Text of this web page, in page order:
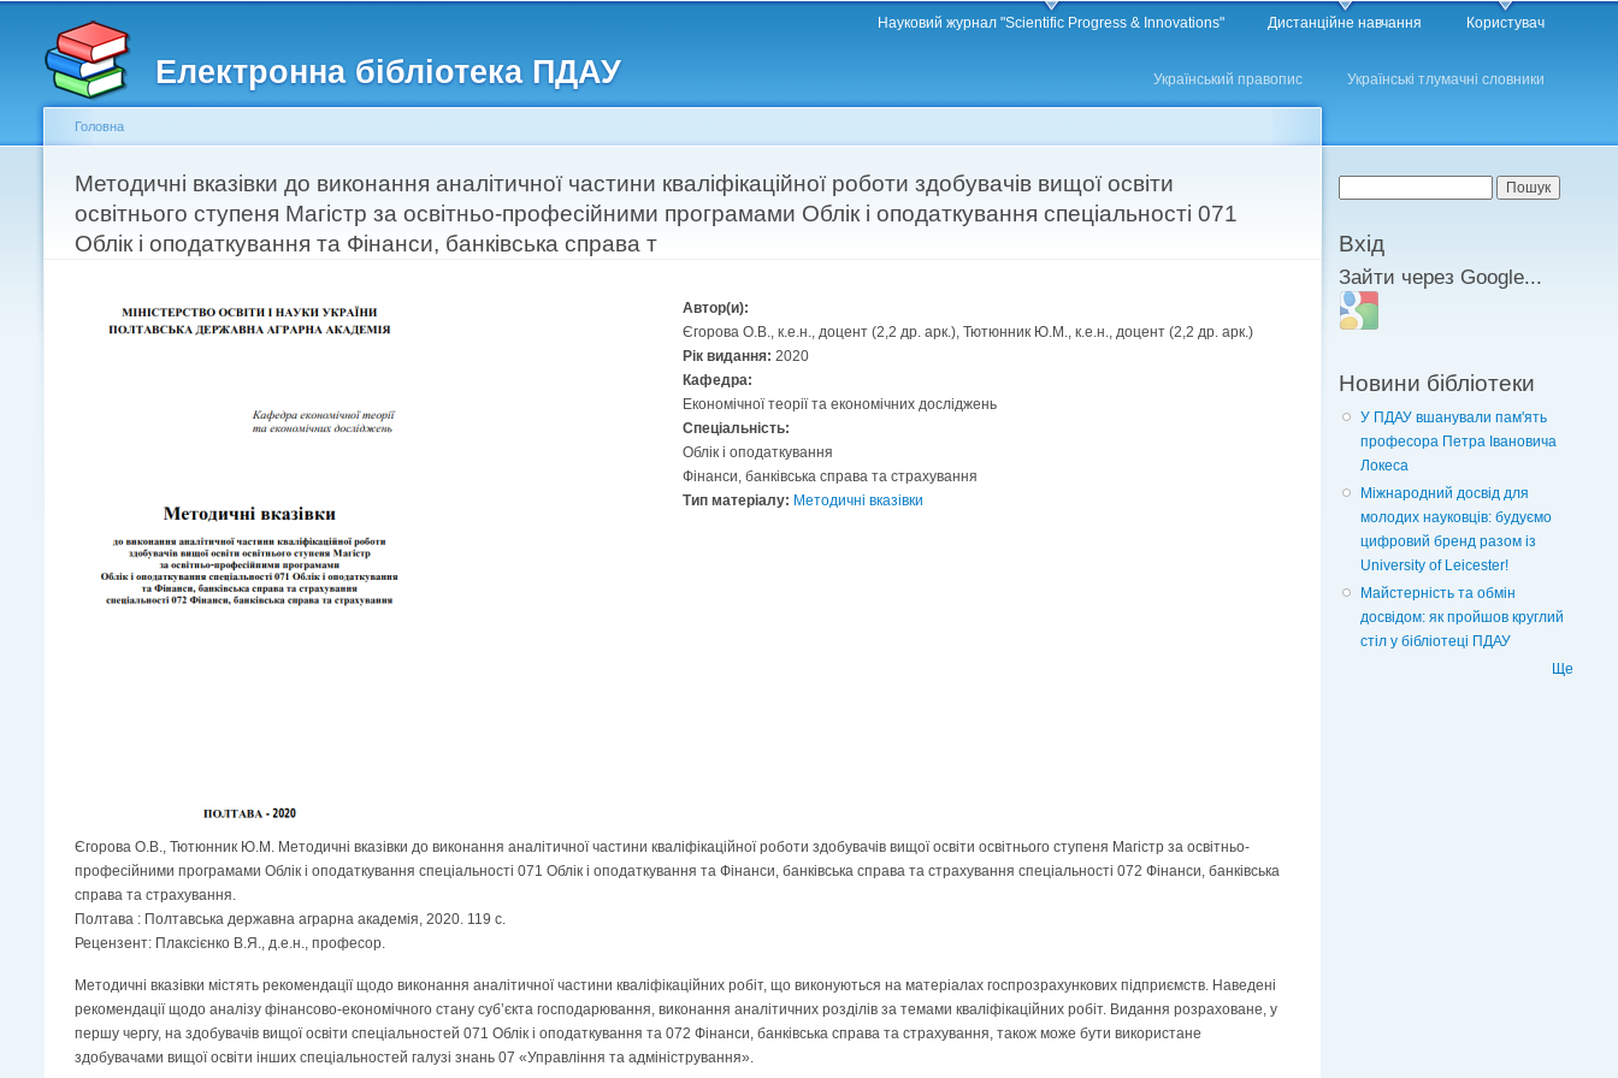
Електронна бібліотека ПДАУ
Головне меню Науковий журнал "Scientific Progress & Innovations" Дистанційне навчання Користувач
Другорядне меню
Український правопис Українські тлумачні словники
Ви є тут
Головна
Методичні вказівки до виконання аналітичної частини кваліфікаційної роботи здобувачів вищої освіти
освітнього ступеня Магістр за освітньо-професійними програмами Облік і оподаткування спеціальності 071
Облік і оподаткування та Фінанси, банківська справа т
Автор(и):
Єгорова О.В., к.е.н., доцент (2,2 др. арк.), Тютюнник Ю.М., к.е.н., доцент (2,2 др. арк.)
Рік видання: 2020
Кафедра:
Економічної теорії та економічних досліджень
Спеціальність:
Облік і оподаткування
Фінанси, банківська справа та страхування
Тип матеріалу: Методичні вказівки
Єгорова О.В., Тютюнник Ю.М. Методичні вказівки до виконання аналітичної частини кваліфікаційної роботи здобувачів вищої освіти освітнього ступеня Магістр за освітньо-
професійними програмами Облік і оподаткування спеціальності 071 Облік і оподаткування та Фінанси, банківська справа та страхування спеціальності 072 Фінанси, банківська
справа та страхування.
Полтава : Полтавська державна аграрна академія, 2020. 119 с.
Рецензент: Плаксієнко В.Я., д.е.н., професор.
Методичні вказівки містять рекомендації щодо виконання аналітичної частини кваліфікаційних робіт, що виконуються на матеріалах госпрозрахункових підприємств. Наведені
рекомендації щодо аналізу фінансово-економічного стану суб’єкта господарювання, виконання аналітичних розділів за темами кваліфікаційних робіт. Видання розраховане, у
першу чергу, на здобувачів вищої освіти спеціальностей 071 Облік і оподаткування та 072 Фінанси, банківська справа та страхування, також може бути використане
здобувачами вищої освіти інших спеціальностей галузі знань 07 «Управління та адміністрування».
Пошукова форма
Вхід
Зайти через Google...
Login with Google
Новини бібліотеки
У ПДАУ вшанували пам'ять
професора Петра Івановича
Локеса
Міжнародний досвід для
молодих науковців: будуємо
цифровий бренд разом із
University of Leicester!
Майстерність та обмін
досвідом: як пройшов круглий
стіл у бібліотеці ПДАУ
Ще